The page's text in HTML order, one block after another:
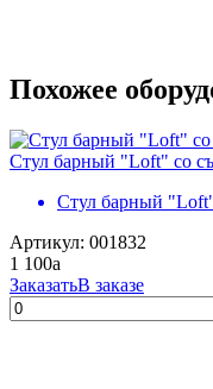
Похожее
Стул барный "Loft" со
Стул барный
Артикул: 001832
1 100a
ЗаказатьВ заказе